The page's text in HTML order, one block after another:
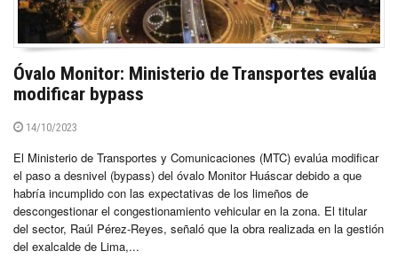
Óvalo Monitor: Ministerio de Transportes evalúa
modificar bypass
14/10/2023
El Ministerio de Transportes y Comunicaciones (MTC) evalúa modificar
el paso a desnivel (bypass) del óvalo Monitor Huáscar debido a que
habría incumplido con las expectativas de los limeños de
descongestionar el congestionamiento vehicular en la zona. El titular
del sector, Raúl Pérez-Reyes, señaló que la obra realizada en la gestión
del exalcalde de Lima,...